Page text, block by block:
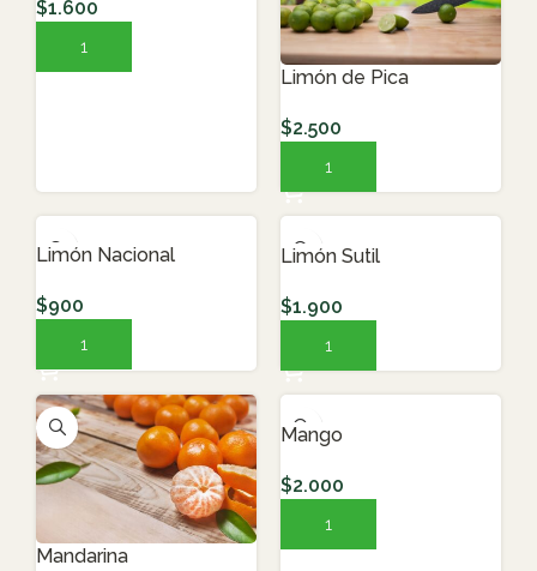
$1.600
AGREGAR AL CARRITO
Limón de Pica
$2.500
AGREGAR AL CARRITO
Limón Nacional
$900
AGREGAR AL CARRITO
Limón Sutil
$1.900
AGREGAR AL CARRITO
Mandarina
Mango
$2.000
AGREGAR AL CARRITO